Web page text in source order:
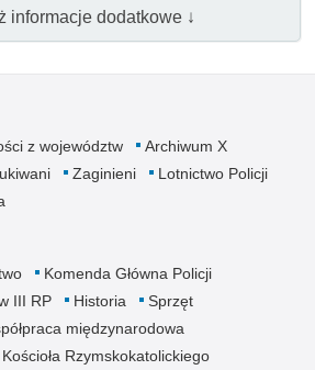
informacje dodatkowe ↓
z województw
Archiwum X
Zaginieni
Lotnictwo Policji
Komenda Główna Policji
III RP Historia
Sprzęt
międzynarodowa
Rzymskokatolickiego